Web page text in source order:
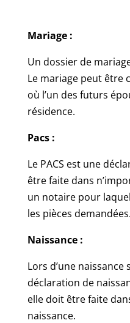
Mariage :
Un dossier de
Le mariage peut être
où l’un des futurs
résidence.
Pacs :
Le PACS est une
être faite dans
un notaire pour
les pièces demandées.
Naissance :
Lors d’une
déclaration de
elle doit être faite
naissance.